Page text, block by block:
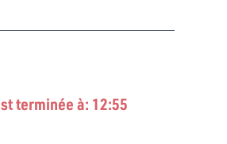
terminée à: 12:55